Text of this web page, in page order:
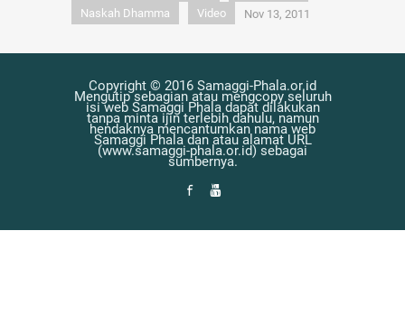
Naskah Dhamma
Video Nov 13, 2011
Copyright © 2016 Samaggi-Phala.or.id
Mengutip sebagian atau mengcopy seluruh
isi web Samaggi Phala dapat dilakukan
tanpa minta ijin terlebih dahulu, namun
hendaknya mencantumkan nama web
Samaggi Phala dan atau alamat URL
(www.samaggi-phala.or.id) sebagai
sumbernya.